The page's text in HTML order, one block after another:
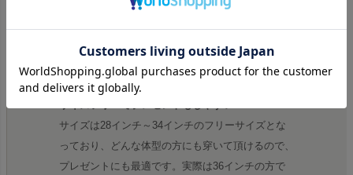
ステル系素材の為、洗っても風合いが変わらず、ず
サイズは28インチ～34インチのフリーサイズとな
っており、どんな体型の方にも穿いて頂けるので、
プレゼントにも最適です。実際は36インチの方で